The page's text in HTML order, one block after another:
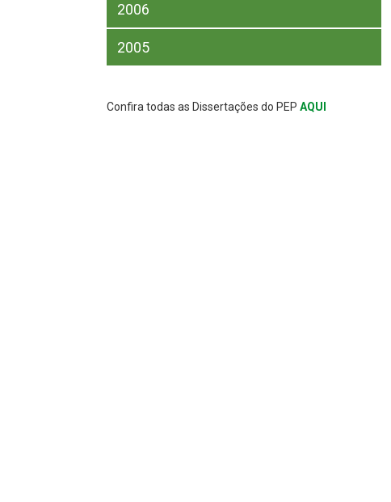
2006
2005
Confira todas as Dissertações do PEP AQUI